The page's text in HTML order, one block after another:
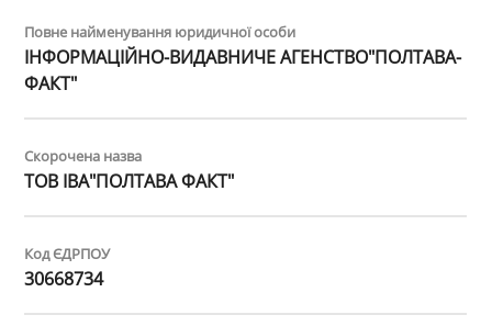
Повне найменування юридичної особи
ІНФОРМАЦІЙНО-ВИДАВНИЧЕ АГЕНСТВО"ПОЛТАВА-
ФАКТ"
Скорочена назва
ТОВ ІВА"ПОЛТАВА ФАКТ"
Код ЄДРПОУ
30668734